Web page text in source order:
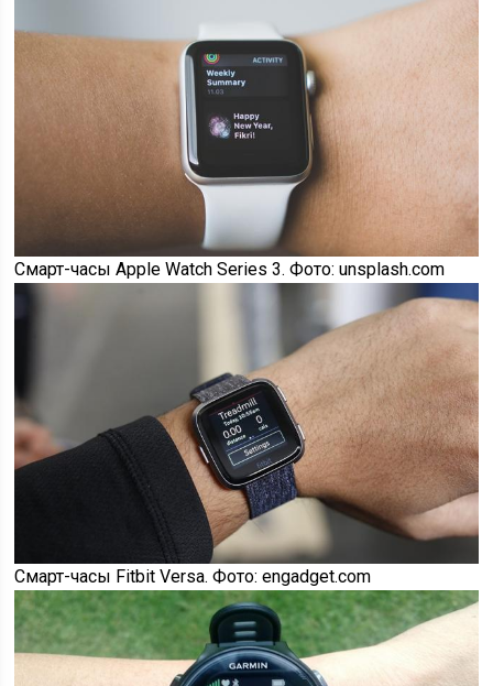
Смарт-часы Apple Watch Series 3. Фото: unsplash.com
Смарт-часы Fitbit Versa. Фото: engadget.com